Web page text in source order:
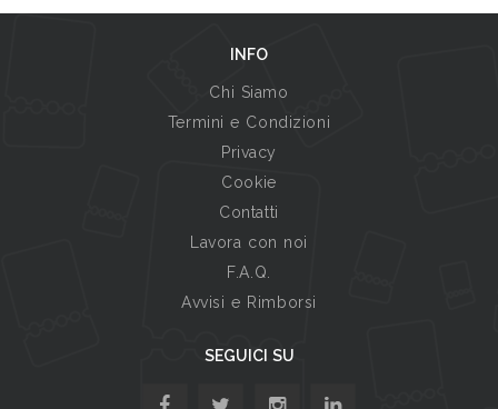
INFO
Chi Siamo
Termini e Condizioni
Privacy
Cookie
Contatti
Lavora con noi
F.A.Q.
Avvisi e Rimborsi
SEGUICI SU